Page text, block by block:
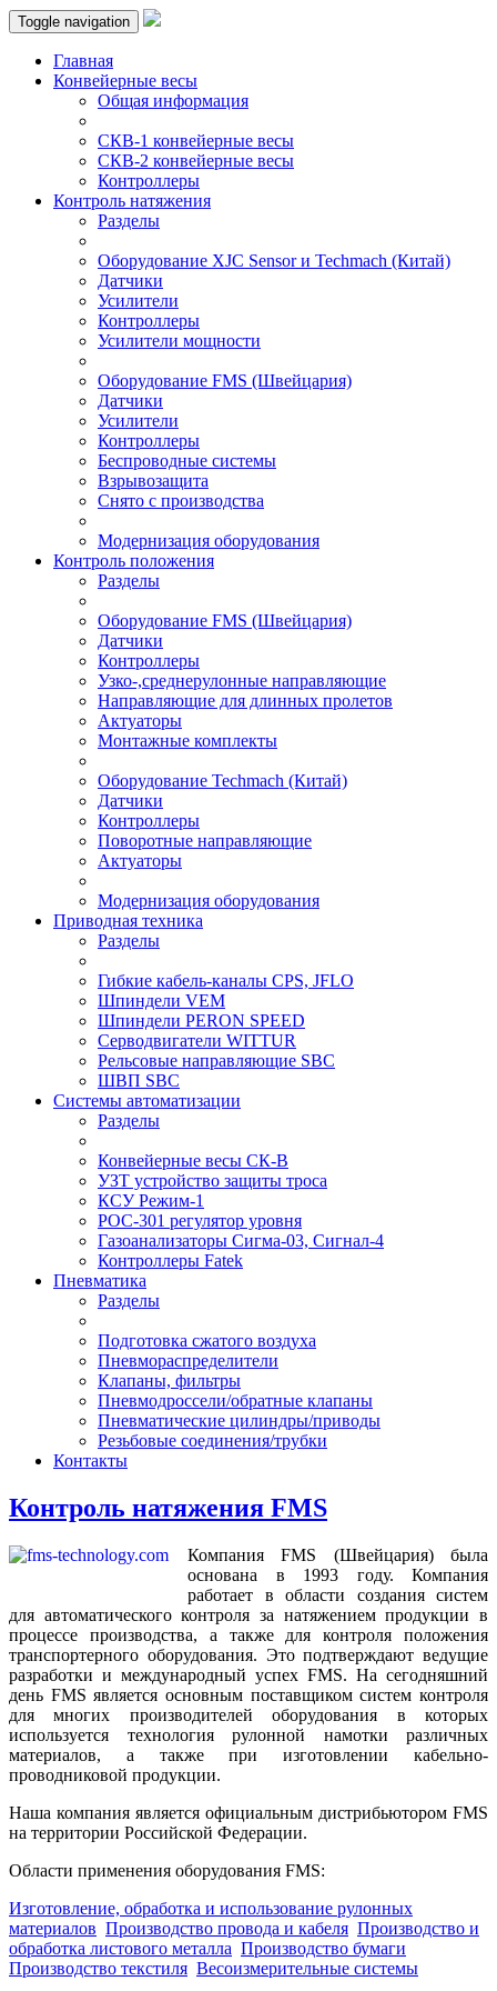
Toggle navigation
Главная
Конвейерные весы
Общая информация
СКВ-1 конвейерные весы
СКВ-2 конвейерные весы
Контроллеры
Контроль натяжения
Разделы
Оборудование XJC Sensor и Techmach (Китай)
Датчики
Усилители
Контроллеры
Усилители мощности
Оборудование FMS (Швейцария)
Датчики
Усилители
Контроллеры
Беспроводные системы
Взрывозащита
Снято с производства
Модернизация оборудования
Контроль положения
Разделы
Оборудование FMS (Швейцария)
Датчики
Контроллеры
Узко-,среднерулонные направляющие
Направляющие для длинных пролетов
Актуаторы
Монтажные комплекты
Оборудование Techmach (Китай)
Датчики
Контроллеры
Поворотные направляющие
Актуаторы
Модернизация оборудования
Приводная техника
Разделы
Гибкие кабель-каналы CPS, JFLO
Шпиндели VEM
Шпиндели PERON SPEED
Серводвигатели WITTUR
Рельсовые направляющие SBC
ШВП SBC
Системы автоматизации
Разделы
Конвейерные весы СК-В
УЗТ устройство защиты троса
КСУ Режим-1
РОС-301 регулятор уровня
Газоанализаторы Сигма-03, Сигнал-4
Контроллеры Fatek
Пневматика
Разделы
Подготовка сжатого воздуха
Пневмораспределители
Клапаны, фильтры
Пневмодроссели/обратные клапаны
Пневматические цилиндры/приводы
Резьбовые соединения/трубки
Контакты
Контроль натяжения FMS
Компания FMS (Швейцария) была
основана в 1993 году. Компания
работает в области создания систем
для автоматического контроля за натяжением продукции в
процессе производства, а также для контроля положения
транспортерного оборудования. Это подтверждают ведущие
разработки и международный успех FMS. На сегодняшний
день FMS является основным поставщиком систем контроля
для многих производителей оборудования в которых
используется технология рулонной намотки различных
материалов, а также при изготовлении кабельно-
проводниковой продукции.
Наша компания является официальным дистрибьютором FMS
на территории Российской Федерации.
Области применения оборудования FMS:
Изготовление, обработка и использование рулонных
материалов Производство провода и кабеля Производство и
обработка листового металла Производство бумаги
Производство текстиля Весоизмерительные системы